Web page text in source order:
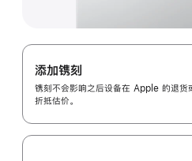
添加镌刻
镌刻不会影响之后设备在 Apple 的退货
折抵估价。